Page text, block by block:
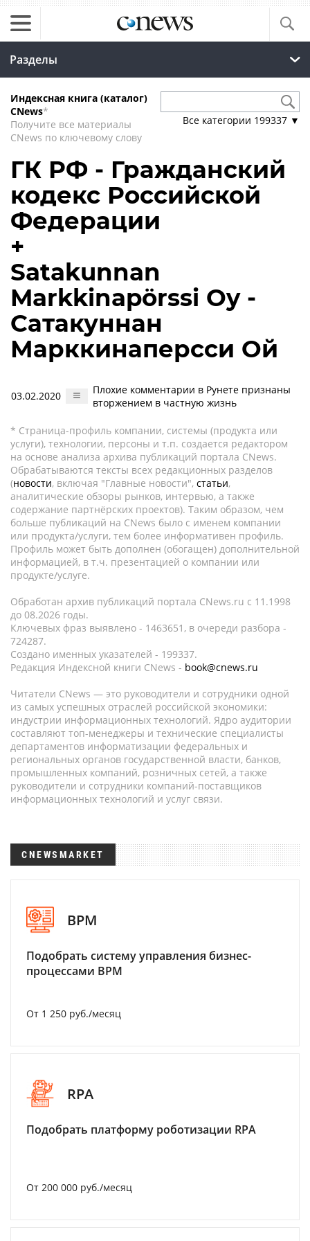
Разделы
Индексная книга (каталог)
CNews*
Получите все материалы
CNews по ключевому слову
Все категории 199337 ▼
ГК РФ - Гражданский
кодекс Российской
Федерации
+
Satakunnan
Markkinapörssi Oy -
Сатакуннан
Марккинаперсси Ой
03.02.2020
Плохие комментарии в Рунете признаны
вторжением в частную жизнь
* Страница-профиль компании, системы (продукта или
услуги), технологии, персоны и т.п. создается редактором
на основе анализа архива публикаций портала CNews.
Обрабатываются тексты всех редакционных разделов
(новости, включая "Главные новости", статьи,
аналитические обзоры рынков, интервью, а также
содержание партнёрских проектов). Таким образом, чем
больше публикаций на CNews было с именем компании
или продукта/услуги, тем более информативен профиль.
Профиль может быть дополнен (обогащен) дополнительной
информацией, в т.ч. презентацией о компании или
продукте/услуге.
Обработан архив публикаций портала CNews.ru c 11.1998
до 08.2026 годы.
Ключевых фраз выявлено - 1463651, в очереди разбора -
724287.
Создано именных указателей - 199337.
Редакция Индексной книги CNews - book@cnews.ru
Читатели CNews — это руководители и сотрудники одной
из самых успешных отраслей российской экономики:
индустрии информационных технологий. Ядро аудитории
составляют топ-менеджеры и технические специалисты
департаментов информатизации федеральных и
региональных органов государственной власти, банков,
промышленных компаний, розничных сетей, а также
руководители и сотрудники компаний-поставщиков
информационных технологий и услуг связи.
CNEWSMARKET
BPM
Подобрать систему управления бизнес-
процессами BPM
От 1 250 руб./месяц
RPA
Подобрать платформу роботизации RPA
От 200 000 руб./месяц